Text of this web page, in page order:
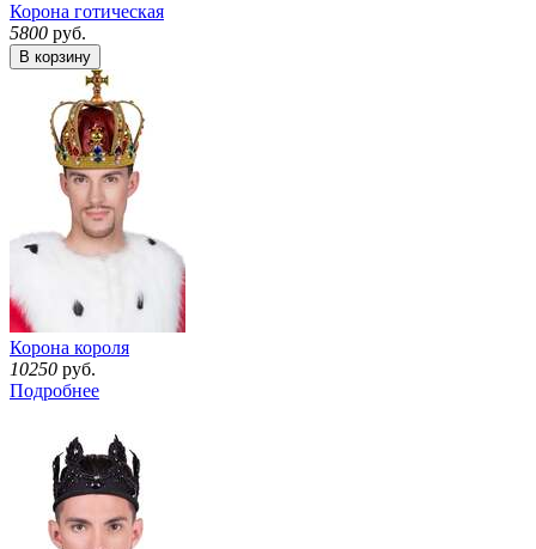
Корона готическая
5800 руб.
В корзину
Корона короля
10250 руб.
Подробнее